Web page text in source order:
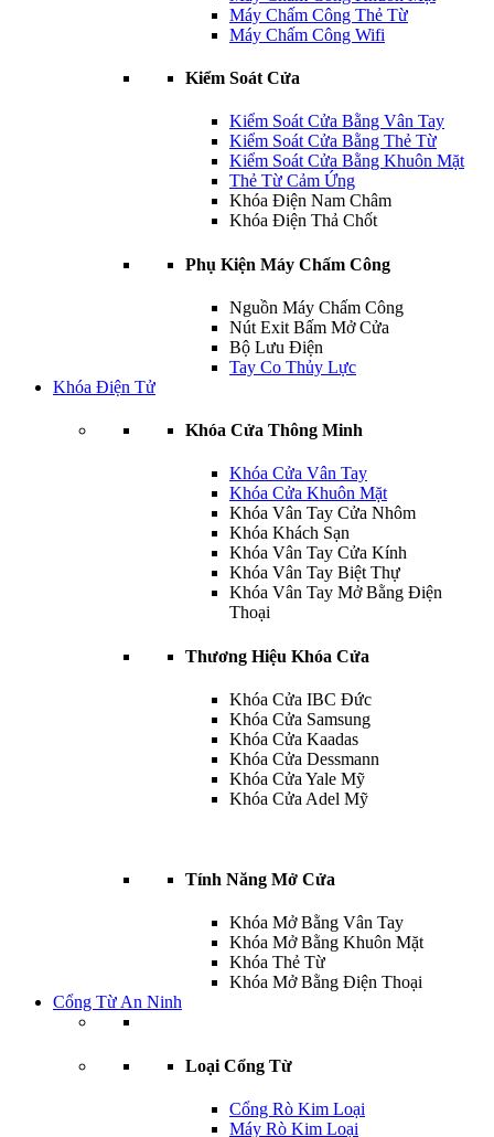
Máy Chấm Công Thẻ Từ
Máy Chấm Công Wifi
Kiểm Soát Cửa
Kiểm Soát Cửa Bằng Vân Tay
Kiểm Soát Cửa Bằng Thẻ Từ
Kiểm Soát Cửa Bằng Khuôn Mặt
Thẻ Từ Cảm Ứng
Khóa Điện Nam Châm
Khóa Điện Thả Chốt
Phụ Kiện Máy Chấm Công
Nguồn Máy Chấm Công
Nút Exit Bấm Mở Cửa
Bộ Lưu Điện
Tay Co Thủy Lực
Khóa Điện Tử
Khóa Cửa Thông Minh
Khóa Cửa Vân Tay
Khóa Cửa Khuôn Mặt
Khóa Vân Tay Cửa Nhôm
Khóa Khách Sạn
Khóa Vân Tay Cửa Kính
Khóa Vân Tay Biệt Thự
Khóa Vân Tay Mở Bằng Điện
Thoại
Thương Hiệu Khóa Cửa
Khóa Cửa IBC Đức
Khóa Cửa Samsung
Khóa Cửa Kaadas
Khóa Cửa Dessmann
Khóa Cửa Yale Mỹ
Khóa Cửa Adel Mỹ
Tính Năng Mở Cửa
Khóa Mở Bằng Vân Tay
Khóa Mở Bằng Khuôn Mặt
Khóa Thẻ Từ
Khóa Mở Bằng Điện Thoại
Cổng Từ An Ninh
Loại Cổng Từ
Cổng Rò Kim Loại
Máy Rò Kim Loại